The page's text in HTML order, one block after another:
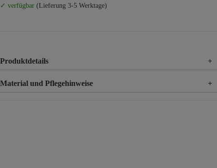
✓ verfügbar (Lieferung 3-5 Werktage)
Produktdetails +
Material und Pflegehinweise +